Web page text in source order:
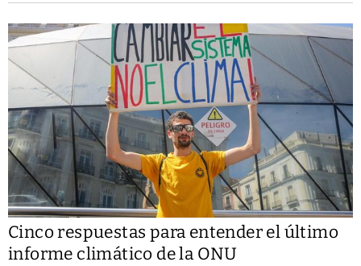
Cinco respuestas para entender el último
informe climático de la ONU